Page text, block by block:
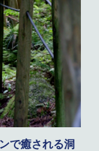
で癒される洞